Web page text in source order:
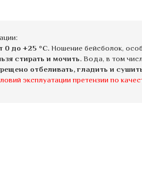
0 до +25 °C. Ношение бейсболок,
стирать и мочить. Вода, в том
отбеливать, гладить и
эксплуатации претензии по